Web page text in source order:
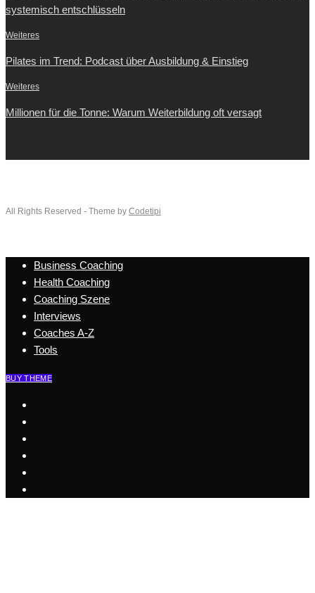
systemisch entschlüsseln
Weiteres
Pilates im Trend: Podcast über Ausbildung & Einstieg
Weiteres
Millionen für die Tonne: Warum Weiterbildung oft versagt
All Rights Reserved - Theme by Codetipi
Business Coaching
Health Coaching
Coaching Szene
Interviews
Coaches A-Z
Tools
BUY THEME